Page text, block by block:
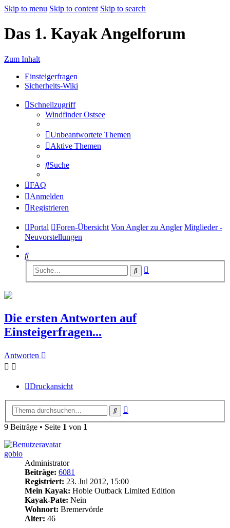
Skip to menu Skip to content Skip to search
Das 1. Kayak Angelforum
Zum Inhalt
Einsteigerfragen
Sicherheits-Wiki
Schnellzugriff
Windfinder Ostsee
Unbeantwortete Themen
Aktive Themen
Suche
FAQ
Anmelden
Registrieren
Portal Foren-Übersicht Von Angler zu Angler Mitglieder -
Neuvorstellungen
Suche
Suche
Die ersten Antworten auf
Einsteigerfragen...
Antworten
Druckansicht
Suche
9 Beiträge • Seite 1 von 1
gobio
Administrator
Beiträge: 6081
Registriert: 23. Jul 2012, 15:00
Mein Kayak: Hobie Outback Limited Edition
Kayak-Pate: Nein
Wohnort: Bremervörde
Alter: 46